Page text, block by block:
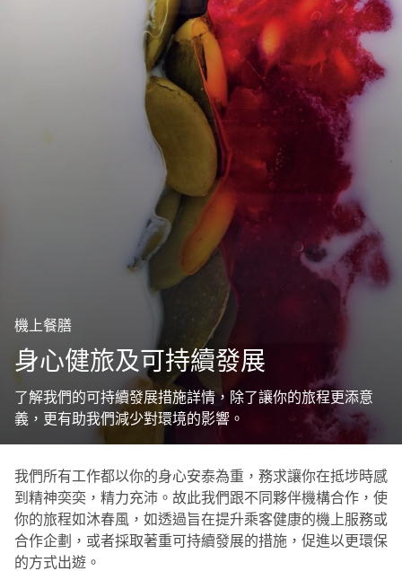
機上餐膳
身心健旅及可持續發展
了解我們的可持續發展措施詳情，除了讓你的旅程更添意
義，更有助我們減少對環境的影響。
我們所有工作都以你的身心安泰為重，務求讓你在抵埗時感
到精神奕奕，精力充沛。故此我們跟不同夥伴機構合作，使
你的旅程如沐春風，如透過旨在提升乘客健康的機上服務或
合作企劃，或者採取著重可持續發展的措施，促進以更環保
的方式出遊。